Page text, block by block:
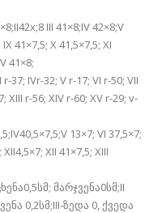
III 41×8;IV 42×8;V
41×7,5; X 41,5×7,5; XI
41×8;
IVr-32; V r-17; VI r-50; VII
XIII r-56; XIV r-60; XV r-29; v-
13×7; VI 37,5×7;
XII 41×7,5; XIII
მარჯვენა0სმ;II
0,2სმ;III-ზედა 0, ქვედა